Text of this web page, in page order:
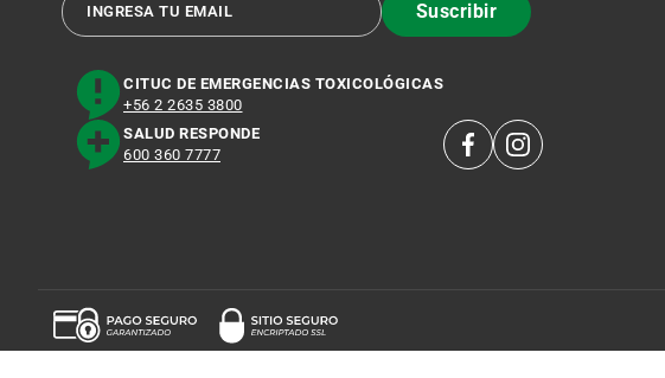
Suscribir
CITUC DE EMERGENCIAS TOXICOLÓGICAS
+56 2 2635 3800
SALUD RESPONDE
600 360 7777